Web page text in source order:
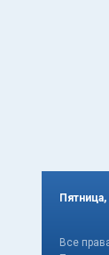
Пятница,
Все